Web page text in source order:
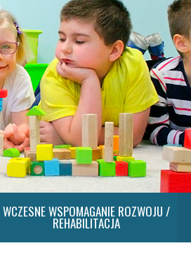
WCZESNE WSPOMAGANIE ROZWOJU /
REHABILITACJA